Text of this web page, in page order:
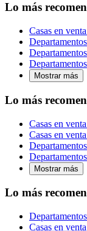
Lo más
Casas en
Mostrar más
Lo más
Casas en
Casas en
Mostrar más
Lo más
Casas en